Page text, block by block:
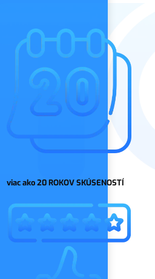
viac ako 20 ROKOV SKÚSENOSTÍ